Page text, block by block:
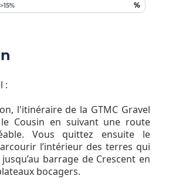
%
:
l'itinéraire de la GTMC Gravel
Cousin en suivant une route
Vous quittez ensuite le
l’intérieur des terres qui
barrage de Crescent en
bocagers.